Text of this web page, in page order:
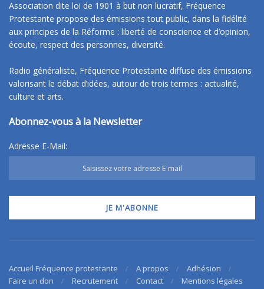
Association dite loi de 1901 à but non lucratif, Fréquence
Protestante propose des émissions tout public, dans la fidélité
aux principes de la Réforme : liberté de conscience et d’opinion,
écoute, respect des personnes, diversité.
Radio généraliste, Fréquence Protestante diffuse des émissions
valorisant le débat d’idées, autour de trois termes : actualité,
culture et arts.
Abonnez-vous à la Newsletter
Adresse E-Mail:
Accueil Fréquence protestante A propos
Adhésion
Faire un don
Recrutement Contact Mentions légales